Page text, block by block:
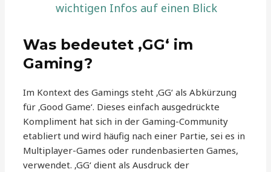
wichtigen Infos auf einen Blick
Was bedeutet ‚GG‘ im
Gaming?
Im Kontext des Gamings steht ‚GG‘ als Abkürzung
für ‚Good Game‘. Dieses einfach ausgedrückte
Kompliment hat sich in der Gaming-Community
etabliert und wird häufig nach einer Partie, sei es in
Multiplayer-Games oder rundenbasierten Games,
verwendet. ‚GG‘ dient als Ausdruck der